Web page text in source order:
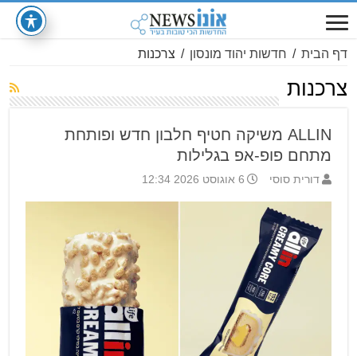
דף הבית / חדשות יהוד מונסון / צרכנות
צרכנות
ALLIN משיקה חטיף חלבון חדש ופותחת
מתחם פופ-אפ בגלילות
דורית סוסי 6 אוגוסט 2026 12:34